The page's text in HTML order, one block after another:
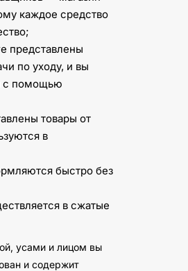
каждое средство
представлены
по уходу, и вы
с помощью
товары от
в
быстро без
в сжатые
усами и лицом вы
и содержит